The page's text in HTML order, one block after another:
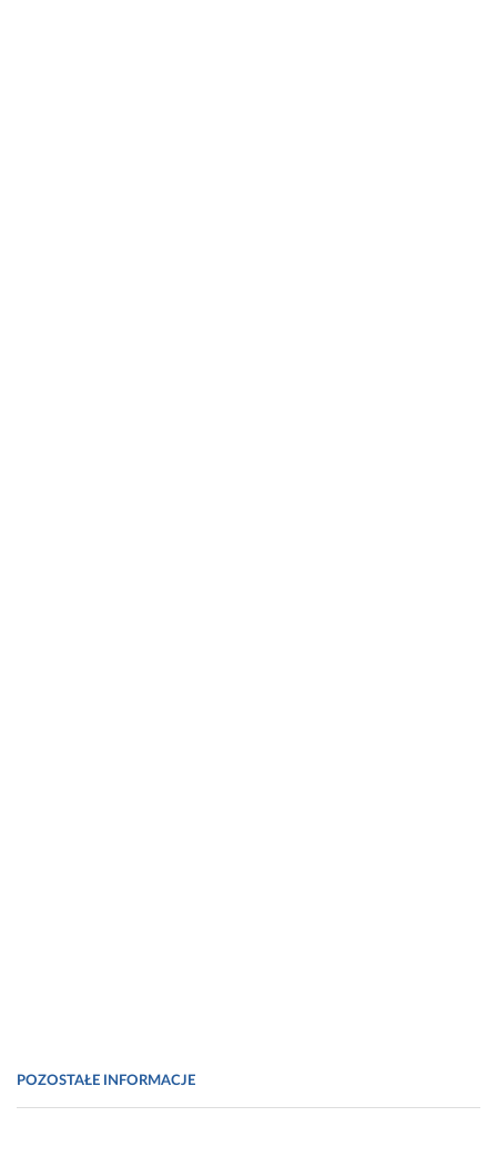
POZOSTAŁE INFORMACJE